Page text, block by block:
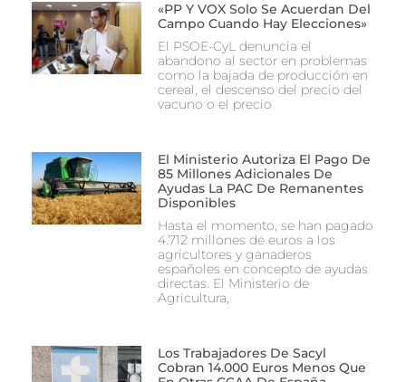
«PP Y VOX Solo Se Acuerdan Del
Campo Cuando Hay Elecciones»
El PSOE-CyL denuncia el
abandono al sector en problemas
como la bajada de producción en
cereal, el descenso del precio del
vacuno o el precio
El Ministerio Autoriza El Pago De
85 Millones Adicionales De
Ayudas La PAC De Remanentes
Disponibles
Hasta el momento, se han pagado
4.712 millones de euros a los
agricultores y ganaderos
españoles en concepto de ayudas
directas. El Ministerio de
Agricultura,
Los Trabajadores De Sacyl
Cobran 14.000 Euros Menos Que